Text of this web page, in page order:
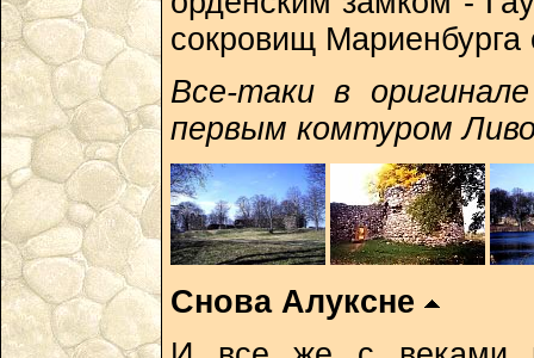
сокровищ
Все-таки в
первым комтуром
Снова Алуксне